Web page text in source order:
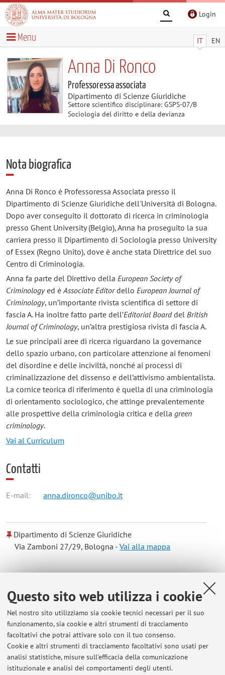
Questo sito web utilizza i cookie
Nel nostro sito utilizziamo sia cookie tecnici necessari per il suo
funzionamento, sia cookie e altri strumenti di tracciamento
facoltativi che potrai attivare solo con il tuo consenso.
Cookie e altri strumenti di tracciamento facoltativi sono usati per
analisi statistiche, misure sull'efficacia della comunicazione
istituzionale e analisi dei comportamenti degli utenti.
Login
IT EN
Menu
Anna Di Ronco
Professoressa associata
Dipartimento di Scienze Giuridiche
Settore scientifico disciplinare: GSPS-07/B
Sociologia del diritto e della devianza
Nota biografica
Anna Di Ronco è Professoressa Associata presso il
Dipartimento di Scienze Giuridiche dell'Università di Bologna.
Dopo aver conseguito il dottorato di ricerca in criminologia
presso Ghent University (Belgio), Anna ha proseguito la sua
carriera presso il Dipartimento di Sociologia presso University
of Essex (Regno Unito), dove è anche stata Direttrice del suo
Centro di Criminologia.
Anna fa parte del Direttivo della European Society of
Criminologyed è Associate Editordello European Journal of
Criminology, un’importante rivista scientifica di settore di
fascia A. Ha inoltre fatto parte dell’Editorial Boarddel British
Journal of Criminology, un’altra prestigiosa rivista di fascia A.
Le sue principali aree di ricerca riguardano la governance
dello spazio urbano, con particolare attenzione ai fenomeni
del disordine e delle inciviltà, nonché ai processi di
criminalizzazione del dissenso e dell’attivismo ambientalista.
La cornice teorica di riferimento è quella di una criminologia
di orientamento sociologico, che attinge prevalentemente
alle prospettive della criminologia critica e della green
criminology.
Vai al Curriculum
Contatti
E-mail: anna.dironco@unibo.it
Dipartimento di Scienze Giuridiche
Via Zamboni 27/29, Bologna -Vai alla mappa
Orario di ricevimento
Gli studenti sono invitati a contattare la docente via email per